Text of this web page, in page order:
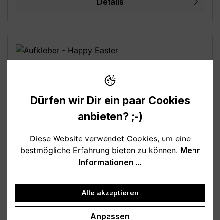
Details
Aufkleber - Happy Easter
24 Aufkleber rund (optional inkl. 24 Papiertüten)
DIN A4 Bogen Größe je Aufkleber: 4 x 4 cm
Dürfen wir Dir ein paar Cookies
anbieten? ;-)
Diese Website verwendet Cookies, um eine
bestmögliche Erfahrung bieten zu können. Mehr
Informationen ...
Alle akzeptieren
Anpassen